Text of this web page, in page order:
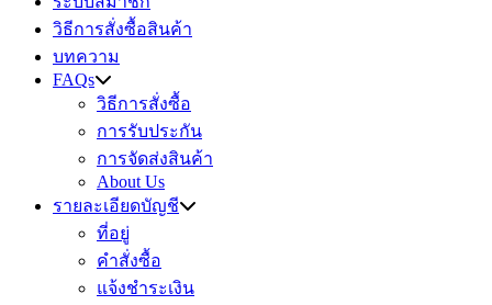
วิธีการสั่งซื้อสินค้า
บทความ
FAQs
วิธีการสั่งซื้อ
การรับประกัน
การจัดส่งสินค้า
About Us
รายละเอียดบัญชี
ที่อยู่
คำสั่งซื้อ
แจ้งชำระเงิน